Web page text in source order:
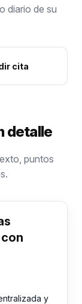
diario de su
cita
detalle
puntos
y